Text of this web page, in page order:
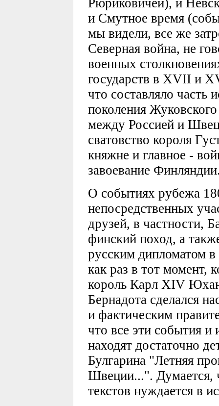
Рюриковичей), и
и Смутное время
мы видели, все же
Северная война, не
военных
государств в XVII и
что составляло часть
поколения
между Россией и
сватовство короля
княжне и главное -
завоевание
О событиях рубежа
непосредственных
друзей, в частности,
финский поход, а
русским дипломатом
как раз в тот момент,
король Карл XIV
Бернадота сделался
и фактическим
что все эти события и
находят достаточно
Булгарина "Летняя
Швеции...". Думается,
текстов нуждается в